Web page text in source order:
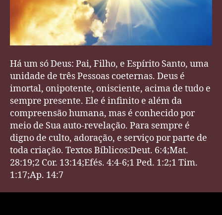
Há um só Deus: Pai, Filho, e Espírito Santo, uma
unidade de três Pessoas coeternas. Deus é
imortal, onipotente, onisciente, acima de tudo e
sempre presente. Ele é infinito e além da
compreensão humana, mas é conhecido por
meio de Sua auto-revelação. Para sempre é
digno de culto, adoração, e serviço por parte de
toda criação. Textos Bíblicos:Deut. 6:4;Mat.
28:19;2 Cor. 13:14;Efés. 4:4-6;1 Ped. 1:2;1 Tim.
1:17;Ap. 14:7